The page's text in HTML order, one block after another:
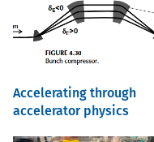
Accelerating through
accelerator physics